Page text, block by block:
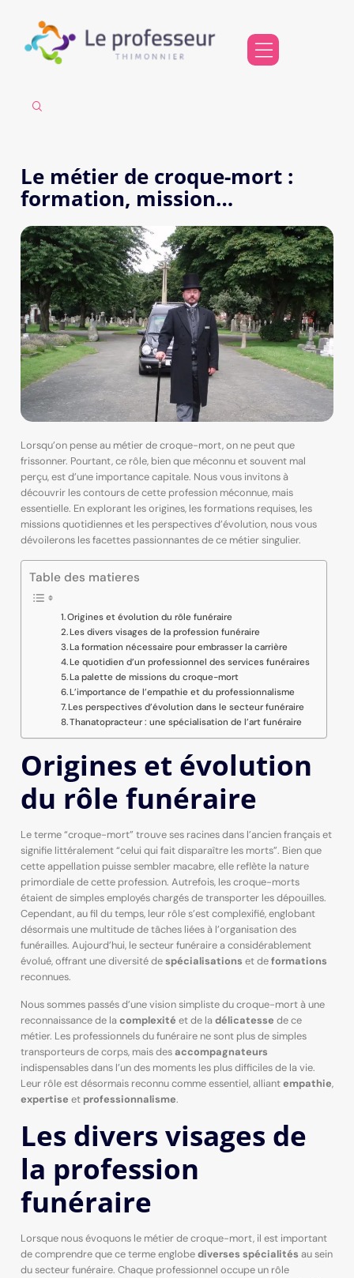
Le métier de croque-mort :
formation, mission…
Lorsqu’on pense au métier de croque-mort, on ne peut que
frissonner. Pourtant, ce rôle, bien que méconnu et souvent mal
perçu, est d’une importance capitale. Nous vous invitons à
découvrir les contours de cette profession méconnue, mais
essentielle. En explorant les origines, les formations requises, les
missions quotidiennes et les perspectives d’évolution, nous vous
dévoilerons les facettes passionnantes de ce métier singulier.
Table des matieres
Origines et évolution du rôle funéraire
Les divers visages de la profession funéraire
La formation nécessaire pour embrasser la carrière
Le quotidien d’un professionnel des services funéraires
La palette de missions du croque-mort
L’importance de l’empathie et du professionnalisme
Les perspectives d’évolution dans le secteur funéraire
Thanatopracteur : une spécialisation de l’art funéraire
Origines et évolution
du rôle funéraire
Le terme “croque-mort” trouve ses racines dans l’ancien français et
signifie littéralement “celui qui fait disparaître les morts”. Bien que
cette appellation puisse sembler macabre, elle reflète la nature
primordiale de cette profession. Autrefois, les croque-morts
étaient de simples employés chargés de transporter les dépouilles.
Cependant, au fil du temps, leur rôle s’est complexifié, englobant
désormais une multitude de tâches liées à l’organisation des
funérailles. Aujourd’hui, le secteur funéraire a considérablement
évolué, offrant une diversité despécialisations et deformations
reconnues.
Nous sommes passés d’une vision simpliste du croque-mort à une
reconnaissance de lacomplexité et de ladélicatesse de ce
métier. Les professionnels du funéraire ne sont plus de simples
transporteurs de corps, mais desaccompagnateurs
indispensables dans l’un des moments les plus difficiles de la vie.
Leur rôle est désormais reconnu comme essentiel, alliantempathie,
expertise et professionnalisme.
Les divers visages de
la profession
funéraire
Lorsque nous évoquons le métier de croque-mort, il est important
de comprendre que ce terme englobediverses spécialités au sein
du secteur funéraire. Chaque professionnel occupe un rôle